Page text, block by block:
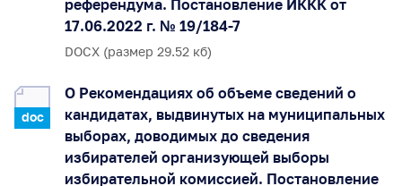
референдума. Постановление ИККК от
17.06.2022 г. № 19/184-7
DOCX (размер 29.52 кб)
doc
О Рекомендациях об объеме сведений о
кандидатах, выдвинутых на муниципальных
выборах, доводимых до сведения
избирателей организующей выборы
избирательной комиссией. Постановление